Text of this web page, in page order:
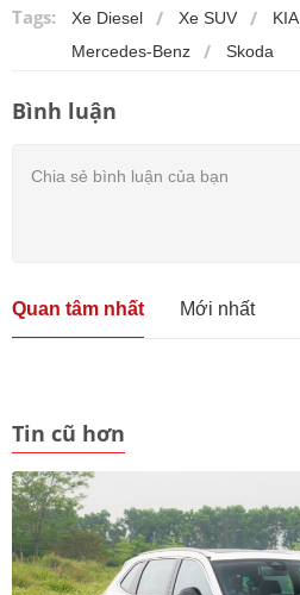
Tags: Xe Diesel Xe SUV KIA
Mercedes-Benz
Skoda
Bình luận
Quan tâm nhất Mới nhất
Tin cũ hơn